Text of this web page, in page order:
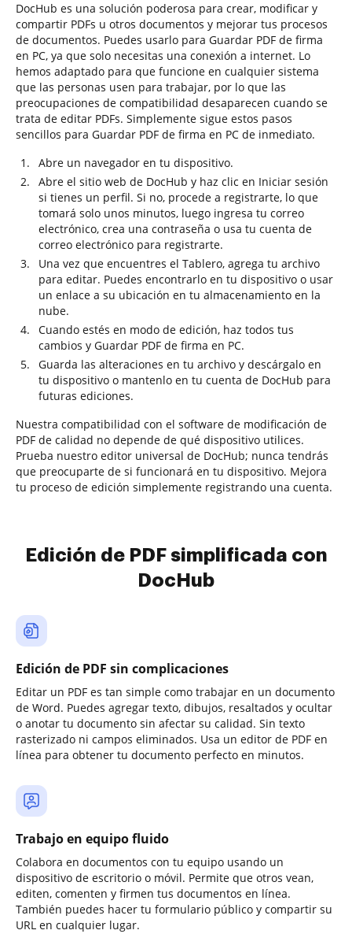
DocHub es una solución poderosa para crear, modificar y
compartir PDFs u otros documentos y mejorar tus procesos
de documentos. Puedes usarlo para Guardar PDF de firma
en PC, ya que solo necesitas una conexión a internet. Lo
hemos adaptado para que funcione en cualquier sistema
que las personas usen para trabajar, por lo que las
preocupaciones de compatibilidad desaparecen cuando se
trata de editar PDFs. Simplemente sigue estos pasos
sencillos para Guardar PDF de firma en PC de inmediato.
Abre un navegador en tu dispositivo.
Abre el sitio web de DocHub y haz clic en Iniciar sesión
si tienes un perfil. Si no, procede a registrarte, lo que
tomará solo unos minutos, luego ingresa tu correo
electrónico, crea una contraseña o usa tu cuenta de
correo electrónico para registrarte.
Una vez que encuentres el Tablero, agrega tu archivo
para editar. Puedes encontrarlo en tu dispositivo o usar
un enlace a su ubicación en tu almacenamiento en la
nube.
Cuando estés en modo de edición, haz todos tus
cambios y Guardar PDF de firma en PC.
Guarda las alteraciones en tu archivo y descárgalo en
tu dispositivo o mantenlo en tu cuenta de DocHub para
futuras ediciones.
Nuestra compatibilidad con el software de modificación de
PDF de calidad no depende de qué dispositivo utilices.
Prueba nuestro editor universal de DocHub; nunca tendrás
que preocuparte de si funcionará en tu dispositivo. Mejora
tu proceso de edición simplemente registrando una cuenta.
Edición de PDF simplificada con
DocHub
Edición de PDF sin complicaciones
Editar un PDF es tan simple como trabajar en un documento
de Word. Puedes agregar texto, dibujos, resaltados y ocultar
o anotar tu documento sin afectar su calidad. Sin texto
rasterizado ni campos eliminados. Usa un editor de PDF en
línea para obtener tu documento perfecto en minutos.
Trabajo en equipo fluido
Colabora en documentos con tu equipo usando un
dispositivo de escritorio o móvil. Permite que otros vean,
editen, comenten y firmen tus documentos en línea.
También puedes hacer tu formulario público y compartir su
URL en cualquier lugar.